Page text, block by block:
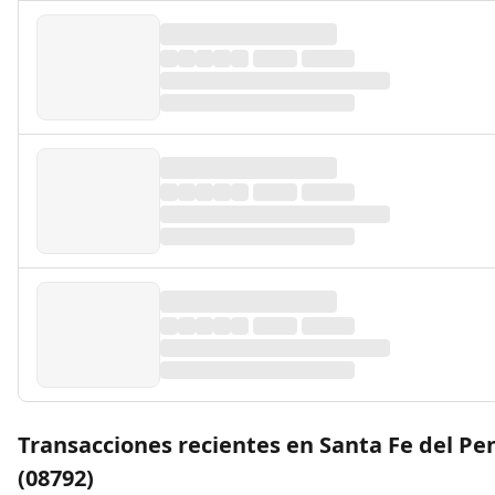
Transacciones recientes en Santa Fe del
(08792)